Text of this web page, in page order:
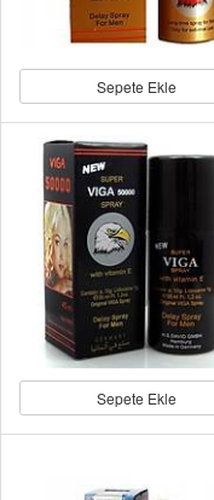
Sepete Ekle
Sepete Ekle